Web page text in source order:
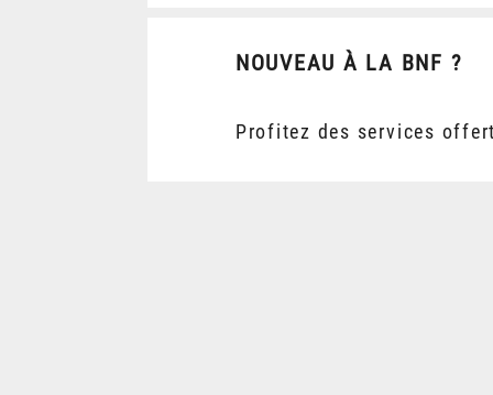
NOUVEAU À LA BNF ?
Profitez des services